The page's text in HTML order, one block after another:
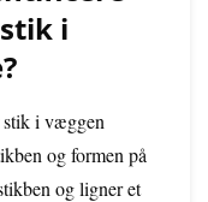
i
stik i væggen
og formen på
og ligner et